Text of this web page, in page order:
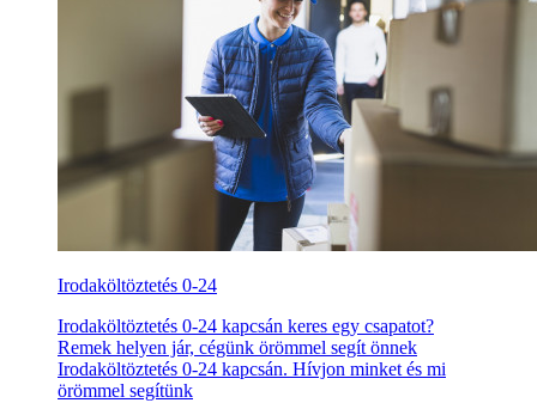
Irodaköltöztetés 0-24
Irodaköltöztetés 0-24 kapcsán keres egy csapatot?
Remek helyen jár, cégünk örömmel segít önnek
Irodaköltöztetés 0-24 kapcsán. Hívjon minket és mi
örömmel segítünk